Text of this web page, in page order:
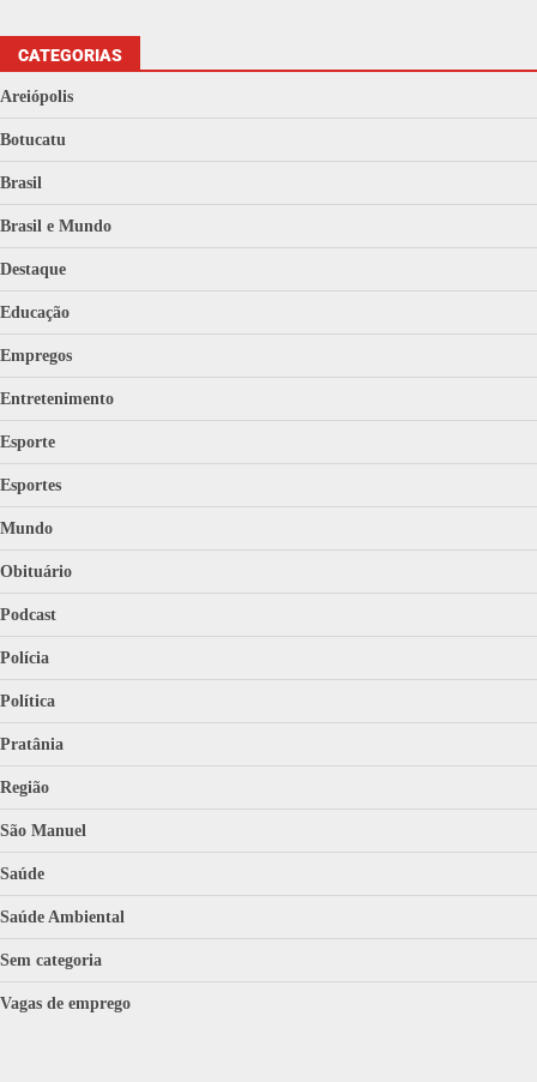
CATEGORIAS
Areiópolis
Botucatu
Brasil
Brasil e Mundo
Destaque
Educação
Empregos
Entretenimento
Esporte
Esportes
Mundo
Obituário
Podcast
Polícia
Política
Pratânia
Região
São Manuel
Saúde
Saúde Ambiental
Sem categoria
Vagas de emprego